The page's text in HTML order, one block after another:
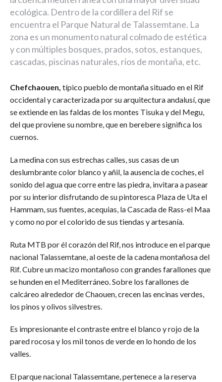
ecológica. Dentro de la cordillera del Rif se
encuentra el Parque Natural de Talassemtane. La
zona es un monumento natural colmado de estética
y con múltiples bosques, prados, sotos, estanques,
cascadas, piscinas naturales, ríos de montaña, etc.
Chefchaouen, típico pueblo de montaña situado en el Rif
occidental y caracterizada por su arquitectura andalusí, que
se extiende en las faldas de los montes Tisuka y del Megu,
del que proviene su nombre, que en berebere significa los
cuernos.
La medina con sus estrechas calles, sus casas de un
deslumbrante color blanco y añil, la ausencia de coches, el
sonido del agua que corre entre las piedra, invitara a pasear
por su interior disfrutando de su pintoresca Plaza de Uta el
Hammam, sus fuentes, acequias, la Cascada de Rass-el Maa
y como no por el colorido de sus tiendas y artesanía.
Ruta MTB por él corazón del Rif, nos introduce en el parque
nacional Talassemtane, al oeste de la cadena montañosa del
Rif. Cubre un macizo montañoso con grandes farallones que
se hunden en el Mediterráneo. Sobre los farallones de
calcáreo alrededor de Chaouen, crecen las encinas verdes,
los pinos y olivos silvestres.
Es impresionante el contraste entre el blanco y rojo de la
pared rocosa y los mil tonos de verde en lo hondo de los
valles.
El parque nacional Talassemtane, pertenece a la reserva